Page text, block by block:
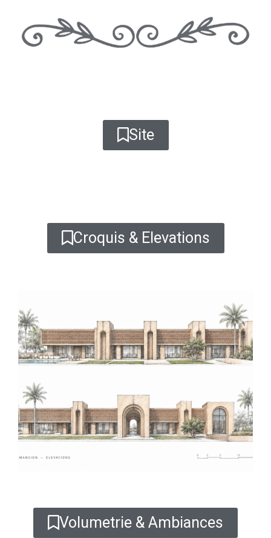
Site
Croquis & Elevations
Volumetrie & Ambiances